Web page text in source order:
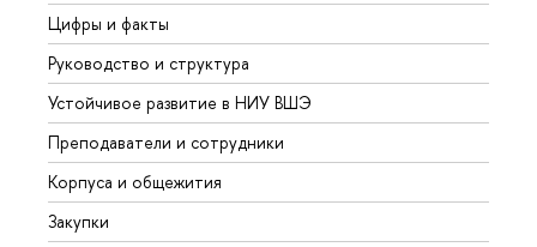
Цифры и факты
Руководство и структура
Устойчивое развитие в НИУ ВШЭ
Преподаватели и сотрудники
Корпуса и общежития
Закупки